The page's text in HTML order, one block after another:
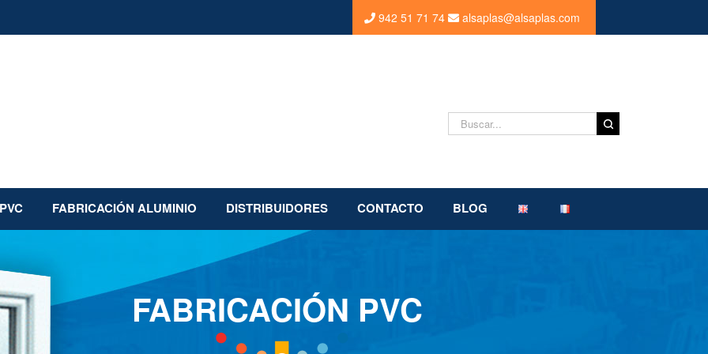
942 51 71 74 alsaplas@alsaplas.com
Buscar:
FABRICACIÓN ALUMINIO DISTRIBUIDORES CONTACTO BLOG
FABRICACIÓN PVC